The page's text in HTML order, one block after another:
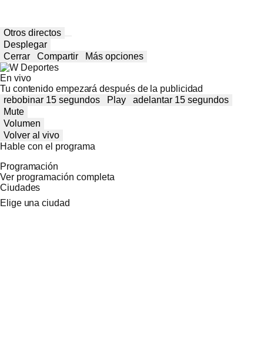
Otros directos
Desplegar
Cerrar
Compartir Más opciones
En vivo
Tu contenido empezará después de la publicidad
rebobinar 15 segundos
Play
adelantar 15 segundos
Mute
Volumen
Volver al vivo
Hable con el programa
Programación
Ver programación completa
Ciudades
Elige una ciudad